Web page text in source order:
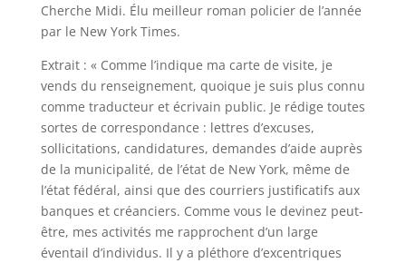
Cherche Midi. Élu meilleur roman policier de l’année
par le New York Times.
Extrait : « Comme l’indique ma carte de visite, je
vends du renseignement, quoique je suis plus connu
comme traducteur et écrivain public. Je rédige toutes
sortes de correspondance : lettres d’excuses,
sollicitations, candidatures, demandes d’aide auprès
de la municipalité, de l’état de New York, même de
l’état fédéral, ainsi que des courriers justificatifs aux
banques et créanciers. Comme vous le devinez peut-
être, mes activités me rapprochent d’un large
éventail d’individus. Il y a pléthore d’excentriques